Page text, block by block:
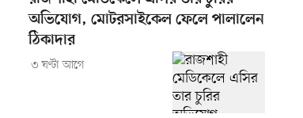
অভিযোগ, মোটরসাইকেল ফেলে পালালেন
ঠিকাদার
৩ ঘণ্টা আগে